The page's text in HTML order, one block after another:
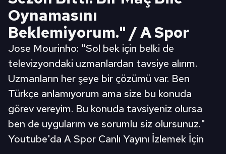
Oynamasını
Beklemiyorum." / A Spor
Jose Mourinho: "Sol bek için belki de
televizyondaki uzmanlardan tavsiye alırım.
Uzmanların her şeye bir çözümü var. Ben
Türkçe anlamıyorum ama size bu konuda
görev vereyim. Bu konuda tavsiyeniz olursa
ben de uygularım ve sorumlu siz olursunuz."
Youtube'da A Spor Canlı Yayını İzlemek İçin